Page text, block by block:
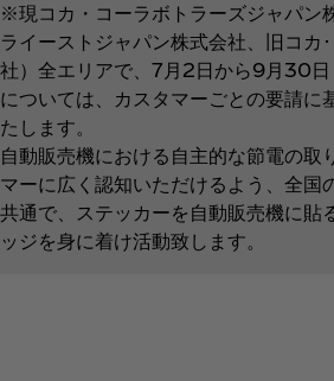
※現コカ・コーラボトラーズジャパン
ライーストジャパン株式会社、旧コカ
社）全エリアで、7月2日から9月30日
については、カスタマーごとの要請に
たします。
自動販売機における自主的な節電の取
マーに広く認知いただけるよう、全国
共通で、ステッカーを自動販売機に貼
ッジを身に着け活動致します。